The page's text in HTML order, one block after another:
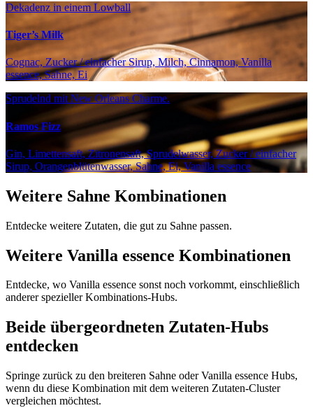
Dekadenz in einem Lowball
Tiger’s Milk
Cognac, Zucker / einfacher Sirup, Milch, Cinnamon, Vanilla
essence, Sahne, Ei
Sprudelnd mit New Orleans Charme.
Ramos Fizz
Gin, Limettensaft, Zitronensaft, Sprudelwasser, Zucker / einfacher
Sirup, Orangenblütenwasser, Sahne, Ei, Vanilla essence
Weitere Sahne Kombinationen
Entdecke weitere Zutaten, die gut zu Sahne passen.
Weitere Vanilla essence Kombinationen
Entdecke, wo Vanilla essence sonst noch vorkommt, einschließlich
anderer spezieller Kombinations-Hubs.
Beide übergeordneten Zutaten-Hubs
entdecken
Springe zurück zu den breiteren Sahne oder Vanilla essence Hubs,
wenn du diese Kombination mit dem weiteren Zutaten-Cluster
vergleichen möchtest.